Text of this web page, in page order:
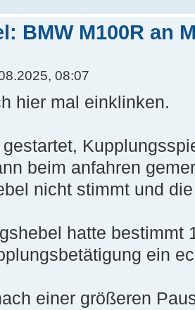
BMW M100R an
08:07
hier mal einklinken.
beim anfahren
nicht stimmt und
hatte bestimmt
ein
einer größeren